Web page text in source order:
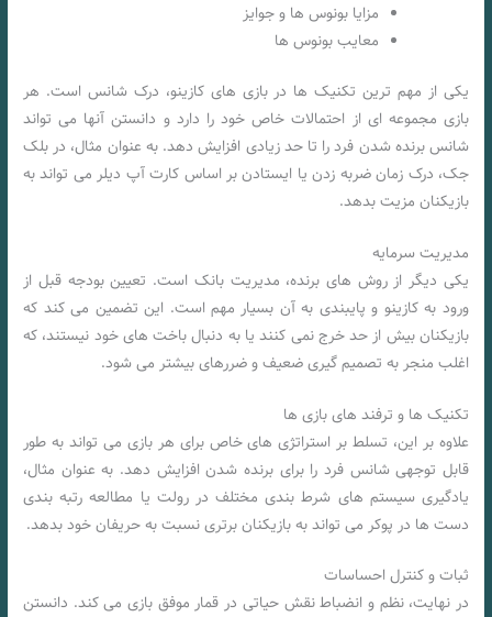
مزایا بونوس ها و جوایز
معایب بونوس ها
یکی از مهم ترین تکنیک ها در بازی های کازینو، درک شانس است. هر
بازی مجموعه ای از احتمالات خاص خود را دارد و دانستن آنها می تواند
شانس برنده شدن فرد را تا حد زیادی افزایش دهد. به عنوان مثال، در بلک
جک، درک زمان ضربه زدن یا ایستادن بر اساس کارت آپ دیلر می تواند به
بازیکنان مزیت بدهد.
مدیریت سرمایه
یکی دیگر از روش های برنده، مدیریت بانک است. تعیین بودجه قبل از
ورود به کازینو و پایبندی به آن بسیار مهم است. این تضمین می کند که
بازیکنان بیش از حد خرج نمی کنند یا به دنبال باخت های خود نیستند، که
اغلب منجر به تصمیم گیری ضعیف و ضررهای بیشتر می شود.
تکنیک ها و ترفند های بازی ها
علاوه بر این، تسلط بر استراتژی های خاص برای هر بازی می تواند به طور
قابل توجهی شانس فرد را برای برنده شدن افزایش دهد. به عنوان مثال،
یادگیری سیستم های شرط بندی مختلف در رولت یا مطالعه رتبه بندی
دست ها در پوکر می تواند به بازیکنان برتری نسبت به حریفان خود بدهد.
ثبات و کنترل احساسات
در نهایت، نظم و انضباط نقش حیاتی در قمار موفق بازی می کند. دانستن